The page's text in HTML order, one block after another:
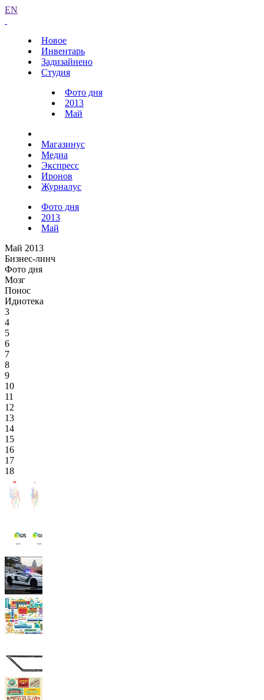
EN
Новое
Инвентарь
Задизайнено
Студия
Фото дня
2013
Май
Магазинус
Медиа
Экспресс
Иронов
Журналус
Фото дня
2013
Май
Май 2013
Бизнес-линч
Фото дня
Мозг
Понос
Идиотека
3
4
5
6
7
8
9
10
11
12
13
14
15
16
17
18